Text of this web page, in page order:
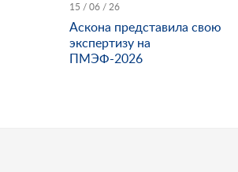
15 / 06 / 26
Аскона представила свою
экспертизу на
ПМЭФ-2026